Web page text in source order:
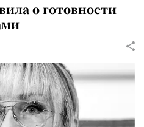
о готовности